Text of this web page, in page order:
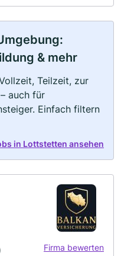
& mehr
Teilzeit, zur
auch für
Einfach filtern
in Lottstetten ansehen
Firma bewerten